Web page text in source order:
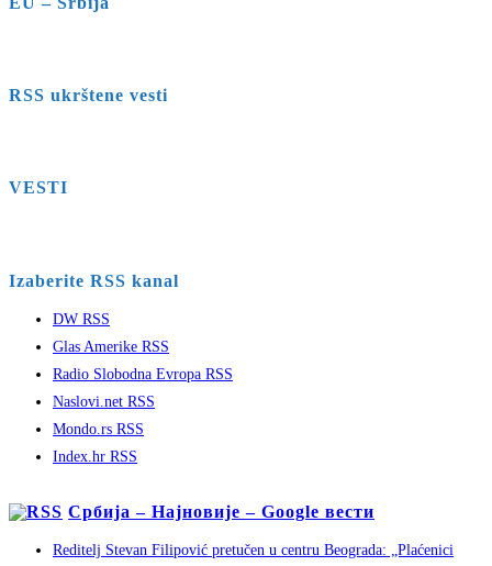
RSS ukrštene vesti
VESTI
Izaberite RSS kanal
DW RSS
Glas Amerike RSS
Radio Slobodna Evropa RSS
Naslovi.net RSS
Mondo.rs RSS
Index.hr RSS
Србија – Најновије – Google вести
Reditelj Stevan Filipović pretučen u centru Beograda: „Plaćenici